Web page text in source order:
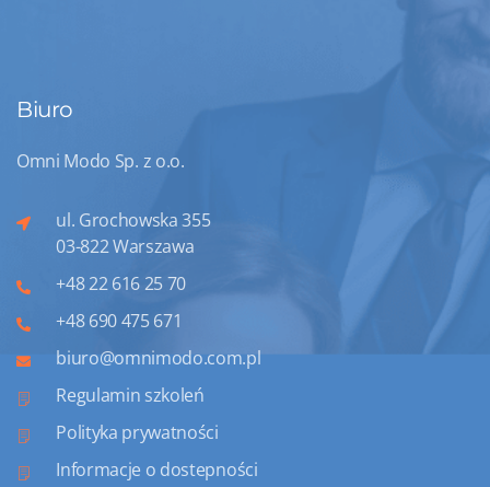
Biuro
Omni Modo Sp. z o.o.
ul. Grochowska 355
03-822 Warszawa
+48 22 616 25 70
+48 690 475 671
biuro@omnimodo.com.pl
Regulamin szkoleń
Polityka prywatności
Informacje o dostepności